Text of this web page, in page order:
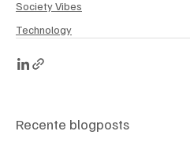
Society Vibes
Technology
Recente blogposts